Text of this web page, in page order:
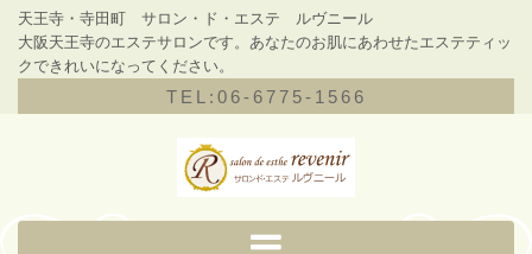
天王寺・寺田町 サロン・ド・エステ ルヴニール
大阪天王寺のエステサロンです。あなたのお肌にあわせたエステティッ
クできれいになってください。
TEL:06-6775-1566